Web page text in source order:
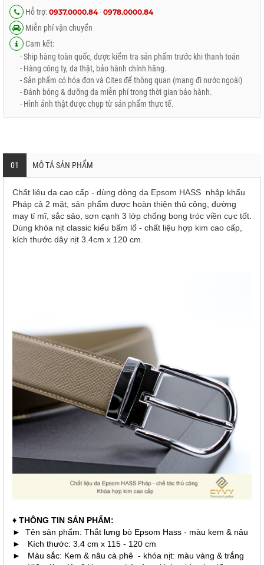
Hỗ trợ: 0937.0000.84- 0978.0000.84
Miễn phí vận chuyển
Cam kết:
- Ship hàng toàn quốc, được kiểm tra sản phẩm trước khi thanh toán
- Hàng công ty, da thật, bảo hành chính hãng.
- Sản phẩm có hóa đơn và Cites để thông quan (mang đi nước ngoài)
- Đánh bóng & dưỡng da miễn phí trong thời gian bảo hành.
- Hình ảnh thật được chụp từ sản phẩm thực tế.
01 MÔ TẢ SẢN PHẨM
Chất liệu da cao cấp - dùng dòng da Epsom HASS nhập khẩu
Pháp cả 2 mặt, sản phẩm được hoàn thiện thủ công, đường
may tỉ mĩ, sắc sảo, sơn cạnh 3 lớp chống bong tróc viền cực tốt.
Dùng khóa nịt classic kiểu bấm lổ - chất liệu hợp kim cao cấp,
kích thước dây nịt 3.4cm x 120 cm.
♦ THÔNG TIN SẢN PHẨM:
► Tên sản phẩm: Thắt lưng bò Epsom Hass - màu kem & nâu
► Kích thước: 3.4 cm x 115 - 120 cm
► Màu sắc: Kem & nâu cà phê - khóa nịt: màu vàng & trắng